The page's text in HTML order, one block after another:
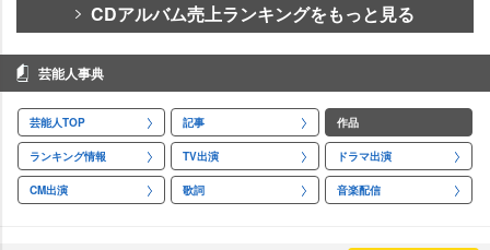
CDアルバム売上ランキングをもっと見る
芸能人事典
芸能人TOP 記事 作品
ランキング情報 TV出演 ドラマ出演
CM出演 歌詞 音楽配信